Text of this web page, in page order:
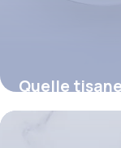
Quelle
16 juillet 2026